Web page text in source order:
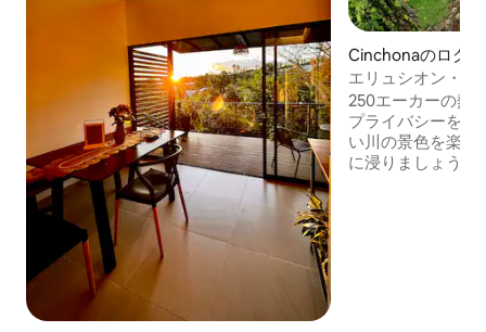
Cinchonaのログ
エリュシオン・グ
250エーカーの熱
プライバシーをお
い川の景色を楽し
に浸りましょう。